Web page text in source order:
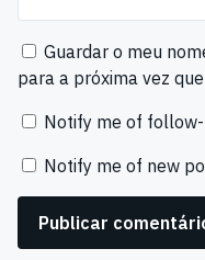
Guardar o meu
para a próxima vez
Notify me of
Notify me of new